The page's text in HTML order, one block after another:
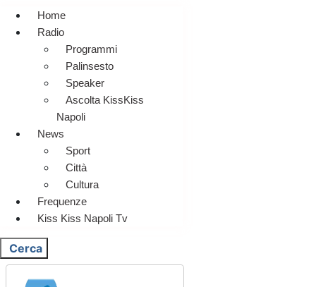
Home
Radio
Programmi
Palinsesto
Speaker
Ascolta KissKiss
Napoli
News
Sport
Città
Cultura
Frequenze
Kiss Kiss Napoli Tv
Cerca